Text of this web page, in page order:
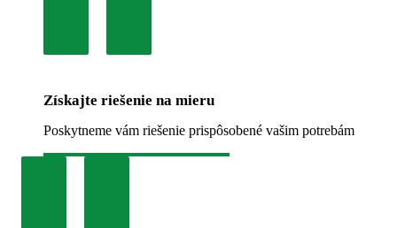
Získajte riešenie na mieru
Poskytneme vám riešenie prispôsobené vašim potrebám